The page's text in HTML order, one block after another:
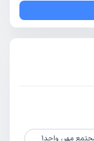
مهر، واحد1